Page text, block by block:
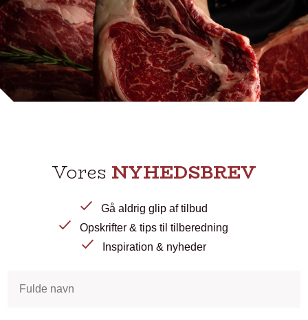
Vores NYHEDSBREV
Gå aldrig glip af tilbud
Opskrifter & tips til tilberedning
Inspiration & nyheder